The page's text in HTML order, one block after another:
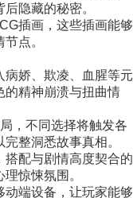
隐藏的秘密。
插画，这些插画能够
点。
病娇、欺凌、血腥等元
的精神崩溃与扭曲情
，不同选择将触发各
整洞悉故事真相。
配与剧情高度契合的
惊悚氛围。
端设备，让玩家能够